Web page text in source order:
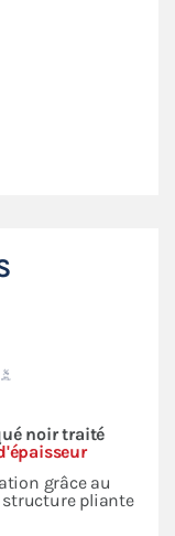
noir traité
grâce au
structure pliante